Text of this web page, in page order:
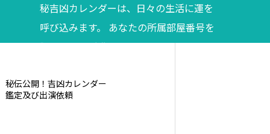
秘吉凶カレンダーは、日々の生活に運を
呼び込みます。 あなたの所属部屋番号を
調べてからご購入ください。
秘伝公開！吉凶カレンダー
鑑定及び出演依頼